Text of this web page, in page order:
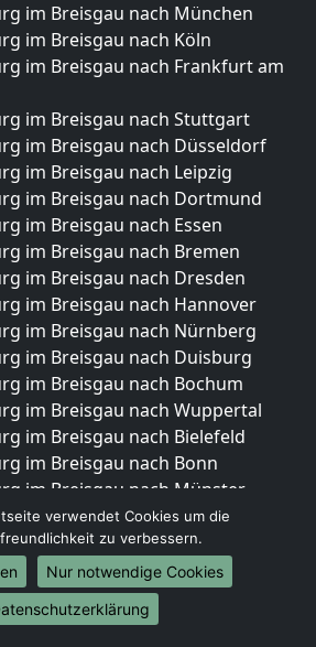
im Breisgau nach München
im Breisgau nach Köln
im Breisgau nach Frankfurt am
im Breisgau nach Stuttgart
im Breisgau nach Düsseldorf
im Breisgau nach Leipzig
im Breisgau nach Dortmund
im Breisgau nach Essen
im Breisgau nach Bremen
im Breisgau nach Dresden
im Breisgau nach Hannover
im Breisgau nach Nürnberg
im Breisgau nach Duisburg
im Breisgau nach Bochum
im Breisgau nach Wuppertal
im Breisgau nach Bielefeld
im Breisgau nach Bonn
im Breisgau nach Münster
im Breisgau nach Brasilien
im Breisgau nach Brunei
verwendet Cookies um die
zu verbessern.
Nur notwendige Cookies